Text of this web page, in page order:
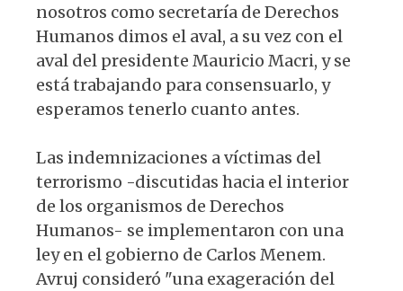
nosotros como secretaría de Derechos
Humanos dimos el aval, a su vez con el
aval del presidente Mauricio Macri, y se
está trabajando para consensuarlo, y
esperamos tenerlo cuanto antes.
Las indemnizaciones a víctimas del
terrorismo -discutidas hacia el interior
de los organismos de Derechos
Humanos- se implementaron con una
ley en el gobierno de Carlos Menem.
Avruj consideró "una exageración del